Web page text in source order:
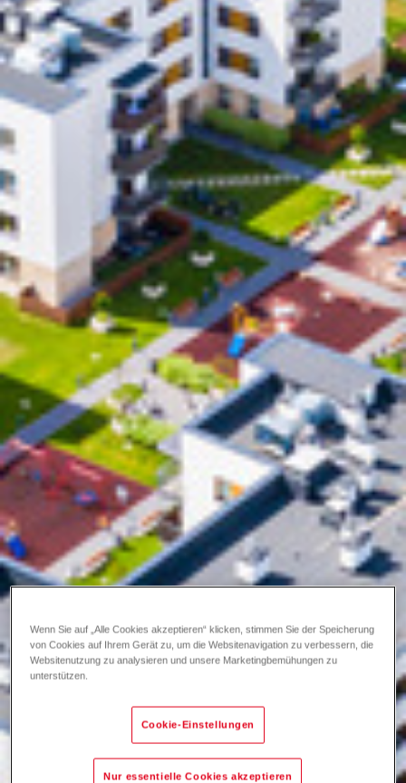
Wenn Sie auf „Alle Cookies akzeptieren“ klicken, stimmen Sie der Speicherung
von Cookies auf Ihrem Gerät zu, um die Websitenavigation zu verbessern, die
Websitenutzung zu analysieren und unsere Marketingbemühungen zu
unterstützen.
Cookie-Einstellungen
Nur essentielle Cookies akzeptieren